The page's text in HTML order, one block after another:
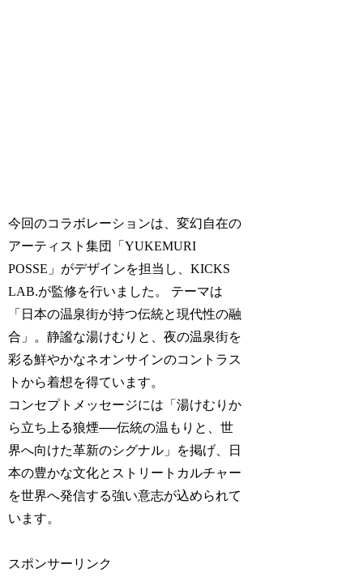
今回のコラボレーションは、変幻自在の
アーティスト集団「YUKEMURI
POSSE」がデザインを担当し、KICKS
LAB.が監修を行いました。 テーマは
「日本の温泉街が持つ伝統と現代性の融
合」。静謐な湯けむりと、夜の温泉街を
彩る鮮やかなネオンサインのコントラス
トから着想を得ています。
コンセプトメッセージには「湯けむりか
ら立ち上る狼煙──伝統の温もりと、世
界へ向けた革新のシグナル」を掲げ、日
本の豊かな文化とストリートカルチャー
を世界へ発信する強い意志が込められて
います。
スポンサーリンク